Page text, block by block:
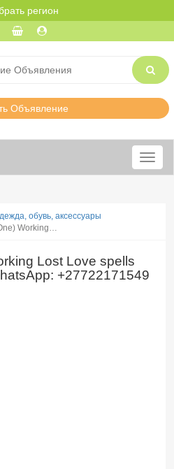
регион
Объявление
Меню
обувь, аксессуары
Working…
Lost Love spells
+27722171549